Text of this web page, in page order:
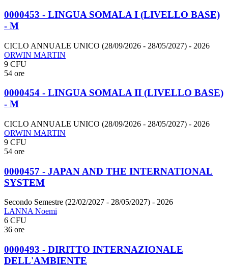
0000453 - LINGUA SOMALA I (LIVELLO BASE)
- M
CICLO ANNUALE UNICO (28/09/2026 - 28/05/2027) - 2026
ORWIN MARTIN
9 CFU
54 ore
0000454 - LINGUA SOMALA II (LIVELLO BASE)
- M
CICLO ANNUALE UNICO (28/09/2026 - 28/05/2027) - 2026
ORWIN MARTIN
9 CFU
54 ore
0000457 - JAPAN AND THE INTERNATIONAL
SYSTEM
Secondo Semestre (22/02/2027 - 28/05/2027) - 2026
LANNA Noemi
6 CFU
36 ore
0000493 - DIRITTO INTERNAZIONALE
DELL'AMBIENTE